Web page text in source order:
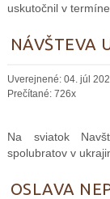
uskutočnil v
NÁVŠTEVA
Uverejnené: 04. júl
Prečítané: 726x
Na sviatok
spolubratov v
OSLAVA